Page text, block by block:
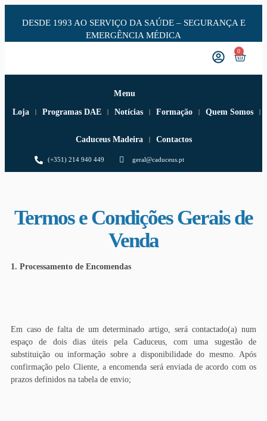
DESDE 1993 AO SERVIÇO DA SAÚDE – SEGURANÇA E
EMERGÊNCIA MÉDICA
0
Menu
Loja Programas DAE Notícias Formação Quem Somos
Caduceus Madeira Contactos
(+351) 214 940 449 geral@caduceus.pt
Termos e Condições Gerais de
Venda
1. Processamento de Encomendas
Em caso de falta de um determinado artigo, será contactado(a) num
espaço de dois dias úteis pela Caduceus, com uma sugestão de
substituição ou informação sobre a disponibilidade do mesmo. Após
confirmação pelo Cliente, a encomenda será enviada de acordo com os
prazos definidos na tabela de envio;